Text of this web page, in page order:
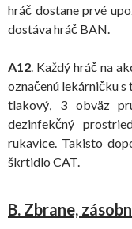
hráč dostane prvé
dostáva hráč BAN.
A12. Každý hráč na
označenú lekárničku
tlakový, 3 obväz
dezinfekčný
rukavice. Takisto
škrtidlo CAT.
B. Zbrane,